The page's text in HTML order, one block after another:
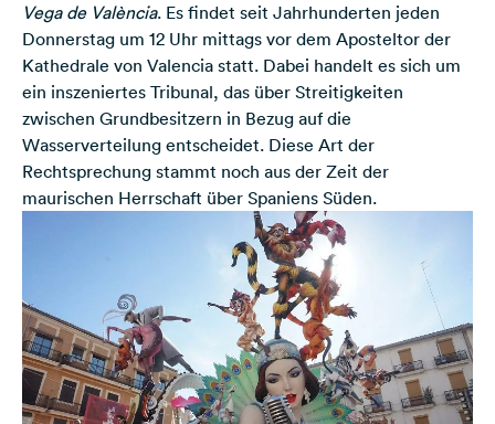
Vega de València. Es findet seit Jahrhunderten jeden
Donnerstag um 12 Uhr mittags vor dem Aposteltor der
Kathedrale von Valencia statt. Dabei handelt es sich um
ein inszeniertes Tribunal, das über Streitigkeiten
zwischen Grundbesitzern in Bezug auf die
Wasserverteilung entscheidet. Diese Art der
Rechtsprechung stammt noch aus der Zeit der
maurischen Herrschaft über Spaniens Süden.